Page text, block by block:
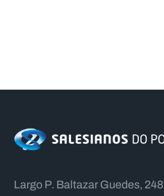
Largo P. Baltazar Guedes, 248